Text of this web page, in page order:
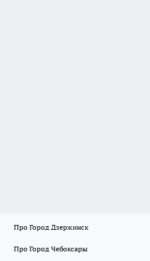
Про Город Дзержинск
Про Город Чебоксары